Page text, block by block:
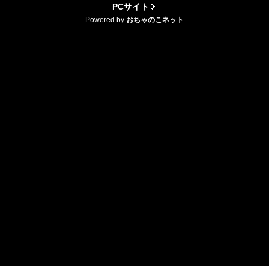
PCサイト
Powered by おちゃのこネット